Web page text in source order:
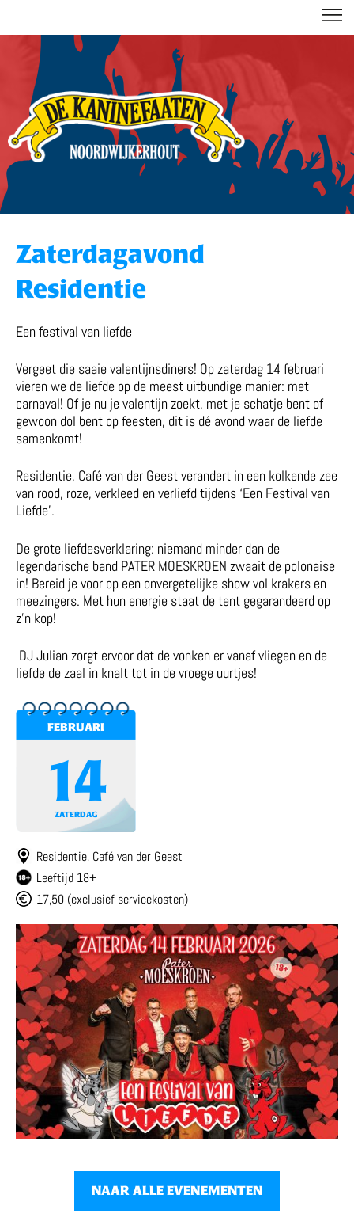
Zaterdagavond
Residentie
Een festival van liefde
Vergeet die saaie valentijnsdiners! Op zaterdag 14 februari
vieren we de liefde op de meest uitbundige manier: met
carnaval! Of je nu je valentijn zoekt, met je schatje bent of
gewoon dol bent op feesten, dit is dé avond waar de liefde
samenkomt!
Residentie, Café van der Geest verandert in een kolkende zee
van rood, roze, verkleed en verliefd tijdens ‘Een Festival van
Liefde’.
De grote liefdesverklaring: niemand minder dan de
legendarische band PATER MOESKROEN zwaait de polonaise
in! Bereid je voor op een onvergetelijke show vol krakers en
meezingers. Met hun energie staat de tent gegarandeerd op
z’n kop!
DJ Julian zorgt ervoor dat de vonken er vanaf vliegen en de
liefde de zaal in knalt tot in de vroege uurtjes!
FEBRUARI
14
ZATERDAG
Residentie, Café van der Geest
Leeftijd 18+
17,50 (exclusief servicekosten)
NAAR ALLE EVENEMENTEN